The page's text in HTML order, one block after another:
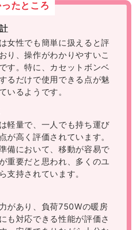
たところ
女性でも簡単に扱えると評
り、操作がわかりやすいこ
す。特に、カセットボンベ
るだけで使用できる点が魅
いるようです。
軽量で、一人でも持ち運び
が高く評価されています。
備において、移動が容易で
重要だと思われ、多くのユ
支持されています。
があり、負荷750Wの暖房
も対応できる性能が評価さ